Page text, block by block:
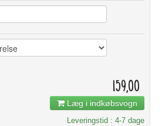
159,00
Læg i indkøbsvogn
Leveringstid : 4-7 dage